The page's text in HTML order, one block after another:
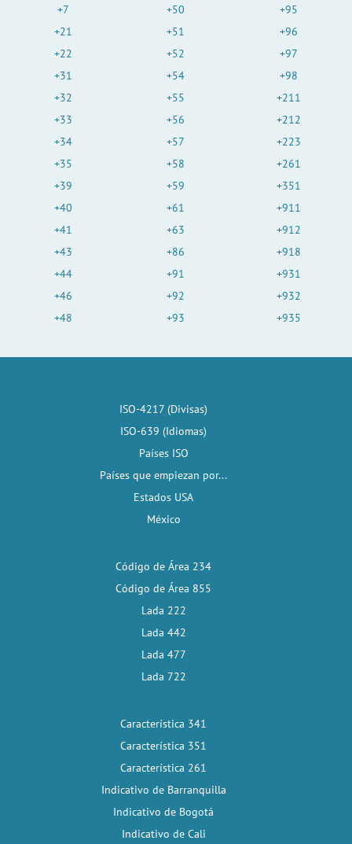
+7
+21
+22
+31
+32
+33
+34
+35
+39
+40
+41
+43
+44
+46
+48
+50
+51
+52
+54
+55
+56
+57
+58
+59
+61
+63
+86
+91
+92
+93
+95
+96
+97
+98
+211
+212
+223
+261
+351
+911
+912
+918
+931
+932
+935
ISO-4217 (Divisas)
ISO-639 (Idiomas)
Países ISO
Países que empiezan por...
Estados USA
México
Código de Área 234
Código de Área 855
Lada 222
Lada 442
Lada 477
Lada 722
Característica 341
Característica 351
Característica 261
Indicativo de Barranquilla
Indicativo de Bogotá
Indicativo de Cali